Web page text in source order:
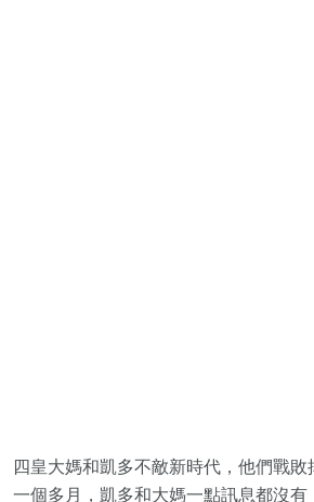
四皇大媽和凱多不敵新時代，他們戰
一個多月，凱多和大媽一點訊息都沒有